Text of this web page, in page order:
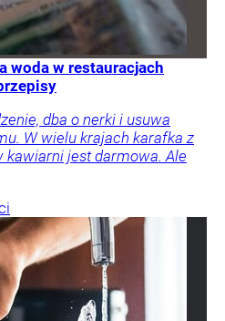
woda w restauracjach
dba o nerki i usuwa
W wielu krajach karafka z
jest darmowa. Ale